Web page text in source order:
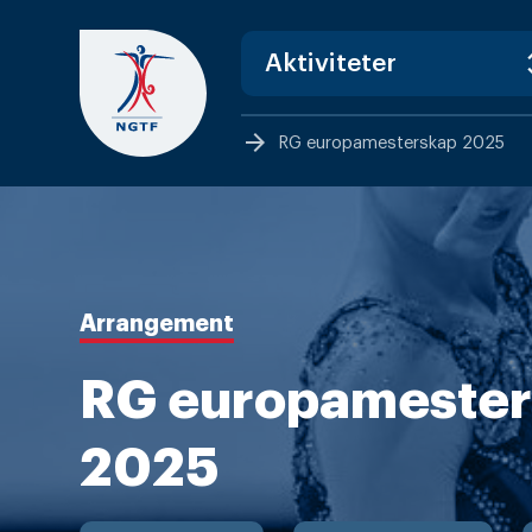
content
arrow_forward RG europamesterskap 2025
Arrangement
RG
2025